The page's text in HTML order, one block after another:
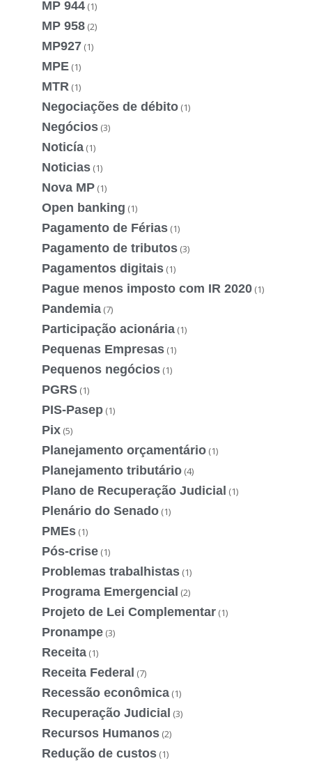
MP 944 (1)
MP 958 (2)
MP927 (1)
MPE (1)
MTR (1)
Negociações de débito (1)
Negócios (3)
Noticía (1)
Noticias (1)
Nova MP (1)
Open banking (1)
Pagamento de Férias (1)
Pagamento de tributos (3)
Pagamentos digitais (1)
Pague menos imposto com IR 2020 (1)
Pandemia (7)
Participação acionária (1)
Pequenas Empresas (1)
Pequenos negócios (1)
PGRS (1)
PIS-Pasep (1)
Pix (5)
Planejamento orçamentário (1)
Planejamento tributário (4)
Plano de Recuperação Judicial (1)
Plenário do Senado (1)
PMEs (1)
Pós-crise (1)
Problemas trabalhistas (1)
Programa Emergencial (2)
Projeto de Lei Complementar (1)
Pronampe (3)
Receita (1)
Receita Federal (7)
Recessão econômica (1)
Recuperação Judicial (3)
Recursos Humanos (2)
Redução de custos (1)